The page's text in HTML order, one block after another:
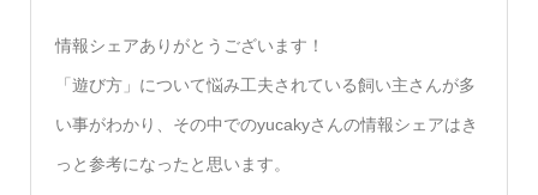
情報シェアありがとうございます！
「遊び方」について悩み工夫されている飼い主さんが多
い事がわかり、その中でのyucakyさんの情報シェアはき
っと参考になったと思います。